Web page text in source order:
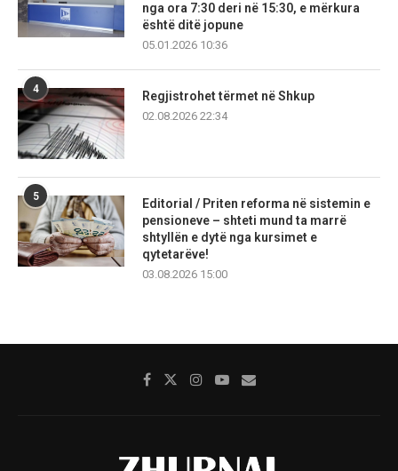
nga ora 7:30 deri në 15:30, e mërkura
është ditë jopune
05.01.2026 10:36
4
Regjistrohet tërmet në Shkup
02.08.2026 22:34
5
Editorial / Priten reforma në sistemin e
pensioneve – shteti mund ta marrë
shtyllën e dytë nga kursimet e
qytetarëve!
03.08.2026 15:00